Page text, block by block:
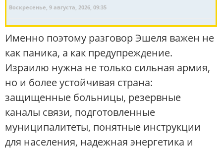
Воскресенье, 9 августа, 2026, 09:35
Именно поэтому разговор Эшеля важен не
как паника, а как предупреждение.
Израилю нужна не только сильная армия,
но и более устойчивая страна:
защищенные больницы, резервные
каналы связи, подготовленные
муниципалитеты, понятные инструкции
для населения, надежная энергетика и